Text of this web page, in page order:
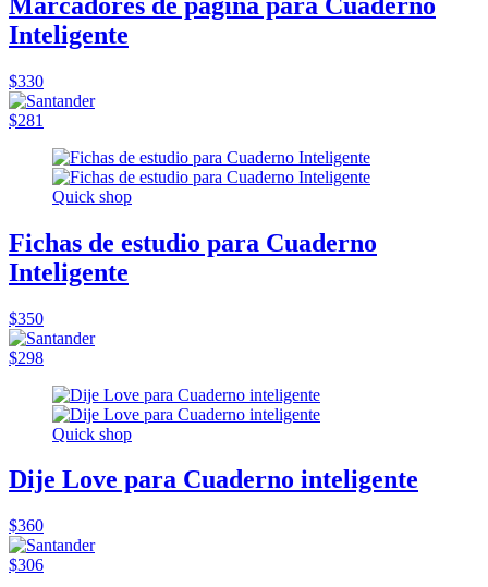
Inteligente
$330
$281
Quick shop
Fichas de estudio para Cuaderno
Inteligente
$350
$298
Quick shop
Dije Love para Cuaderno inteligente
$360
$306